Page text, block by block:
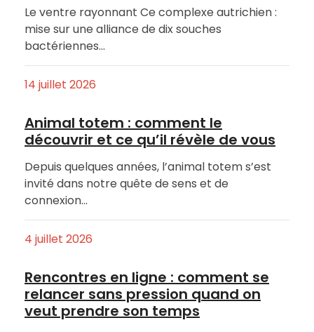
Le ventre rayonnant Ce complexe autrichien :
mise sur une alliance de dix souches
bactériennes…
14 juillet 2026
Animal totem : comment le
découvrir et ce qu’il révèle de vous
Depuis quelques années, l’animal totem s’est
invité dans notre quête de sens et de
connexion…
4 juillet 2026
Rencontres en ligne : comment se
relancer sans pression quand on
veut prendre son temps